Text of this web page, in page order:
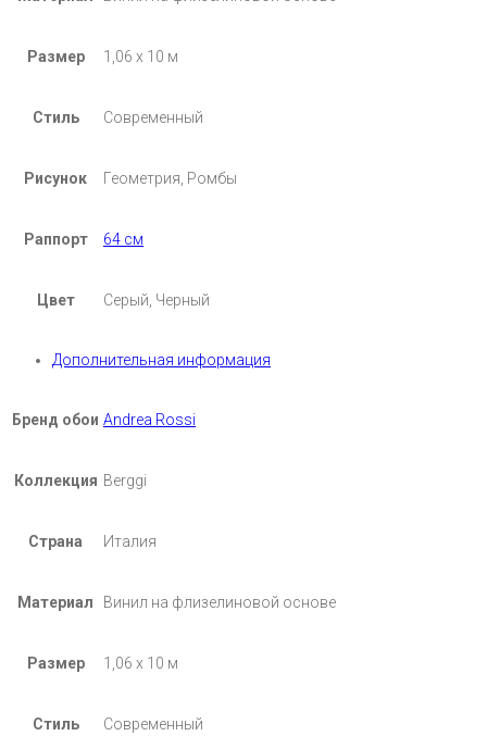
Размер 1,06 х 10 м
Стиль Современный
Рисунок Геометрия, Ромбы
Раппорт 64 см
Цвет Серый, Черный
Дополнительная информация
Бренд обои Andrea Rossi
Коллекция Berggi
Страна Италия
Материал Винил на флизелиновой основе
Размер 1,06 х 10 м
Стиль Современный